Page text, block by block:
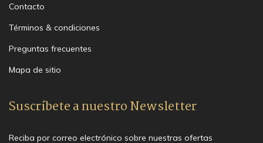
Contacto
Términos & condiciones
Preguntas frecuentes
Mapa de sitio
Suscríbete a nuestro Newsletter
Reciba por correo electrónico sobre nuestras ofertas